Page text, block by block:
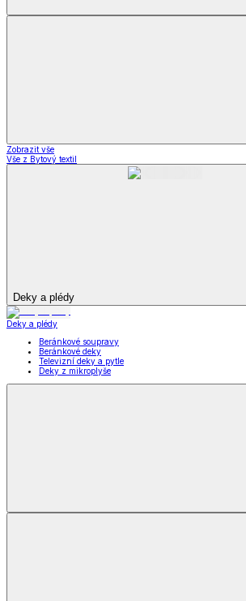
Zobrazit vše
Vše z Bytový textil
Deky a plédy
Deky a plédy
Beránkové soupravy
Beránkové deky
Televizní deky a pytle
Deky z mikroplyše